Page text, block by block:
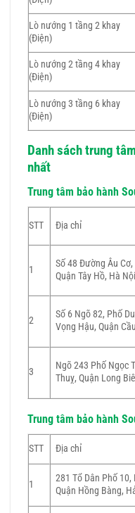
Lò nướng 1 tầng 2 khay
(Điện)
Lò nướng 2 tầng 4 khay
(Điện)
Lò nướng 3 tầng 6 khay
(Điện)
Danh sách trung
nhất
Trung tâm bảo hành
STT Địa chỉ
1
Số 48 Đường Âu
Quận Tây Hồ, Hà Nội
2
Số 6 Ngõ 82, Phố
Vọng Hậu, Quận
3
Ngõ 243 Phố Ngọc
Thuỵ, Quận Long
Trung tâm bảo hành
STT Địa chỉ
1
281 Tổ Dân Phố 10,
Quận Hồng Bàng,